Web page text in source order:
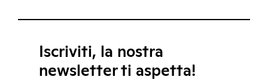
Iscriviti, la nostra
newsletter ti aspetta!